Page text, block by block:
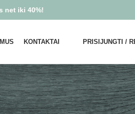
KONTAKTAI PRISIJUNGTI /
net iki 40%!